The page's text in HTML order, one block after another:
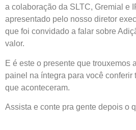
a colaboração da SLTC, Gremial e
apresentado pelo nosso diretor
que foi convidado a falar sobre
valor.
E é este o presente que trouxemos
painel na íntegra para você conferir
que aconteceram.
Assista e conte pra gente depois o